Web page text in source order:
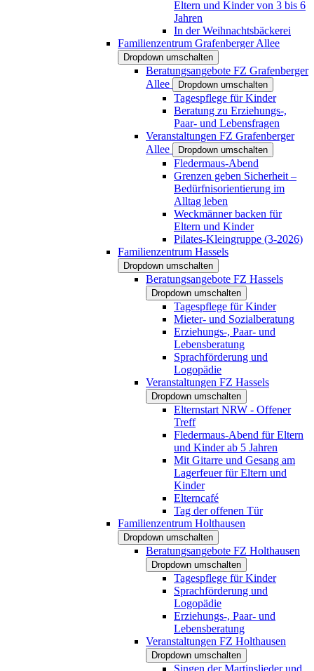
Eltern und Kinder von 3 bis 6
Jahren
In der Weihnachtsbäckerei
Familienzentrum Grafenberger Allee
Dropdown umschalten
Beratungsangebote FZ Grafenberger
Allee
Dropdown umschalten
Tagespflege für Kinder
Beratung zu Erziehungs-,
Paar- und Lebensfragen
Veranstaltungen FZ Grafenberger
Allee
Dropdown umschalten
Fledermaus-Abend
Grenzen geben Sicherheit –
Bedürfnisorientierung im
Alltag leben
Weckmänner backen für
Eltern und Kinder
Pilates-Kleingruppe (3-2026)
Familienzentrum Hassels
Dropdown umschalten
Beratungsangebote FZ Hassels
Dropdown umschalten
Tagespflege für Kinder
Mieter- und Sozialberatung
Erziehungs-, Paar- und
Lebensberatung
Sprachförderung und
Logopädie
Veranstaltungen FZ Hassels
Dropdown umschalten
Elternstart NRW - Offener
Treff
Fledermaus-Abend für Eltern
und Kinder ab 5 Jahren
Mit Gitarre und Gesang am
Lagerfeuer für Eltern und
Kinder
Elterncafé
Tag der offenen Tür
Familienzentrum Holthausen
Dropdown umschalten
Beratungsangebote FZ Holthausen
Dropdown umschalten
Tagespflege für Kinder
Sprachförderung und
Logopädie
Erziehungs-, Paar- und
Lebensberatung
Veranstaltungen FZ Holthausen
Dropdown umschalten
Singen der Martinslieder und